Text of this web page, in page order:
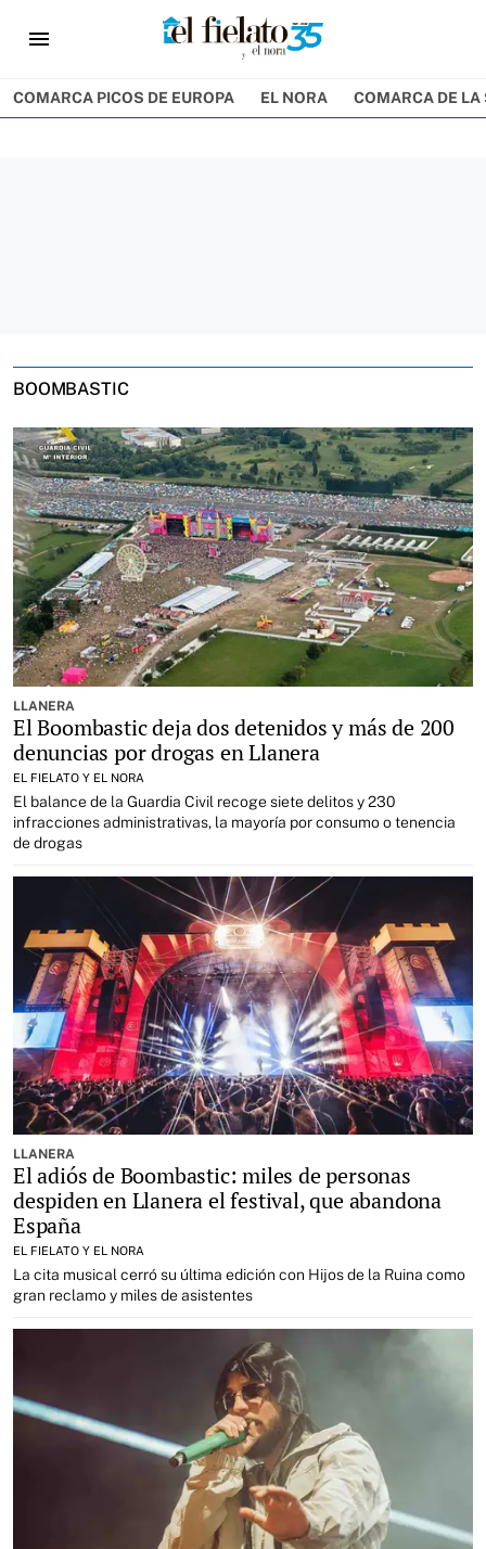
menu
COMARCA PICOS DE EUROPA EL NORA COMARCA DE LA
BOOMBASTIC
LLANERA
El Boombastic deja dos detenidos y más de 200
denuncias por drogas en Llanera
EL FIELATO Y EL NORA
El balance de la Guardia Civil recoge siete delitos y 230
infracciones administrativas, la mayoría por consumo o tenencia
de drogas
LLANERA
El adiós de Boombastic: miles de personas
despiden en Llanera el festival, que abandona
España
EL FIELATO Y EL NORA
La cita musical cerró su última edición con Hijos de la Ruina como
gran reclamo y miles de asistentes